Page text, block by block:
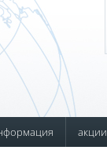
акции